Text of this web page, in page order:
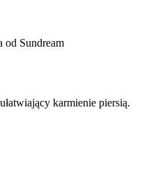
karmienie piersią.